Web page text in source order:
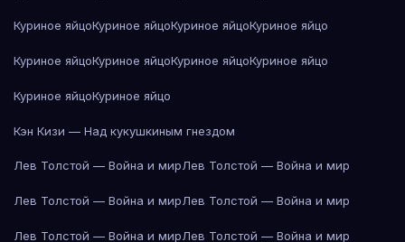
Куриное яйцоКуриное яйцоКуриное яйцоКуриное яйцо
Куриное яйцоКуриное яйцоКуриное яйцоКуриное яйцо
Куриное яйцоКуриное яйцо
Кэн Кизи — Над кукушкиным гнездом
Лев Толстой — Война и мирЛев Толстой — Война и мир
Лев Толстой — Война и мирЛев Толстой — Война и мир
Лев Толстой — Война и мирЛев Толстой — Война и мир